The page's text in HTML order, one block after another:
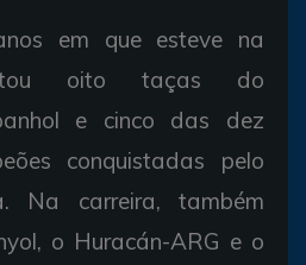
em que esteve na
oito taças do
e cinco das dez
conquistadas pelo
Na carreira, também
o Huracán-ARG e o